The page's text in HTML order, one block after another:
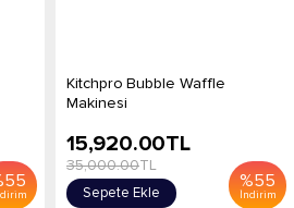
55
Kitchpro Bubble Waffle
Makinesi
%55
İndirim
15,920.00TL
35,000.00TL
Sepete Ekle